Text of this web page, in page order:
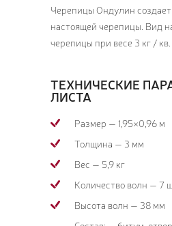
Черепицы Ондулин
настоящей черепицы. Вид
черепицы при весе 3 кг / кв.
ТЕХНИЧЕСКИЕ
ЛИСТА
Размер — 1,95×0,96 м
Толщина — 3 мм
Вес — 5,9 кг
Количество волн — 7
Высота волн — 38 мм